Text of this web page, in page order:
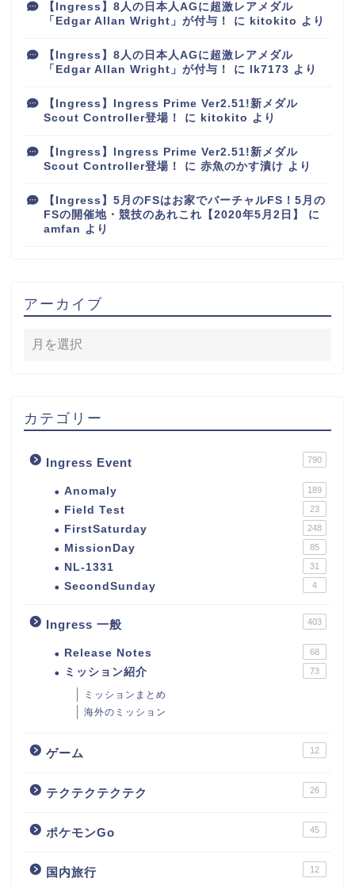
【Ingress】8人の日本人AGに超激レアメダル
「Edgar Allan Wright」が付与！
に kitokito より
【Ingress】8人の日本人AGに超激レアメダル
「Edgar Allan Wright」が付与！
に lk7173 より
【Ingress】Ingress Prime Ver2.51!新メダル
Scout Controller登場！
に kitokito より
【Ingress】Ingress Prime Ver2.51!新メダル
Scout Controller登場！
に 赤魚のかす漬け より
【Ingress】5月のFSはお家でバーチャルFS！5月の
FSの開催地・競技のあれこれ【2020年5月2日】
に
amfan より
アーカイブ
カテゴリー
Ingress Event 790
Anomaly 189
Field Test 23
FirstSaturday 248
MissionDay 85
NL-1331 31
SecondSunday 4
Ingress 一般 403
Release Notes 68
ミッション紹介 73
ミッションまとめ
海外のミッション
ゲーム 12
テクテクテクテク 26
ポケモンGo 45
国内旅行 12